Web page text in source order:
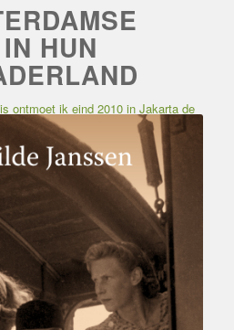
HUN
ontmoet ik eind 2010 in Jakarta de
gelaatstrekken en vooral haar
afkomst. De reden voor mijn
een paar Nederlandse vrouwen
wil meer weten over die twee jonge
uit de trein hangen om over de
Javaanse landschap te bekijken.
het zijn de zusjes Kobus. ‘Dit
is Miny.’ Ze staan op het punt om
territorium en het Republikeins
het nog precies. Zij zat ook in die
van de drie zusjes Kobus.